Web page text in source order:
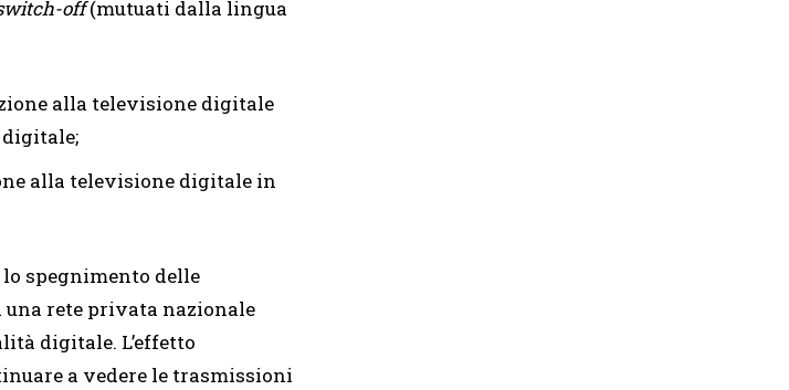
off(mutuati dalla lingua
alla televisione digitale
alla televisione digitale in
spegnimento delle
una rete privata nazionale
digitale. L’effetto
a vedere le trasmissioni